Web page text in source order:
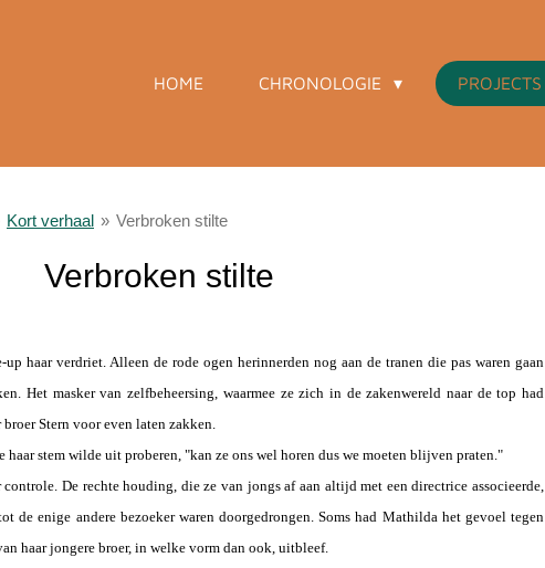
HOME CHRONOLOGIE PROJECTS
Kort verhaal » Verbroken stilte
Verbroken stilte
haar verdriet. Alleen de rode ogen herinnerden nog aan de tranen die pas waren gaan
Het masker van zelfbeheersing, waarmee ze zich in de zakenwereld naar de top had
Stern voor even laten zakken.
haar stem wilde uit proberen, "kan ze ons wel horen dus we moeten blijven praten."
De rechte houding, die ze van jongs af aan altijd met een directrice associeerde,
de enige andere bezoeker waren doorgedrongen. Soms had Mathilda het gevoel tegen
haar jongere broer, in welke vorm dan ook, uitbleef.